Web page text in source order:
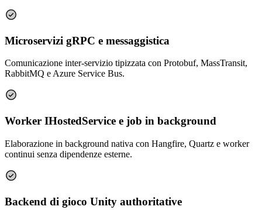
Microservizi gRPC e messaggistica
Comunicazione inter-servizio tipizzata con Protobuf, MassTransit,
RabbitMQ e Azure Service Bus.
Worker IHostedService e job in background
Elaborazione in background nativa con Hangfire, Quartz e worker
continui senza dipendenze esterne.
Backend di gioco Unity authoritative